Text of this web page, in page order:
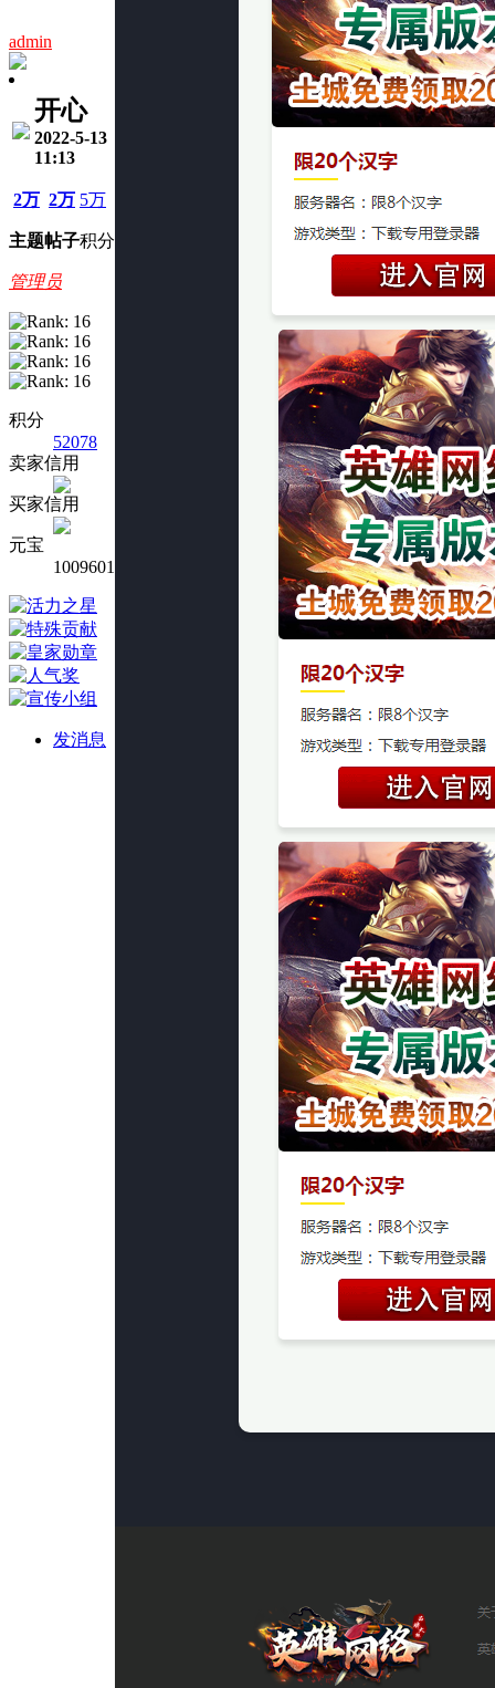
admin
开心
2022-5-13
11:13
2万
主题
2万
帖子
5万
积分
管理员
积分
52078
卖家信用
买家信用
元宝
1009601
发消息